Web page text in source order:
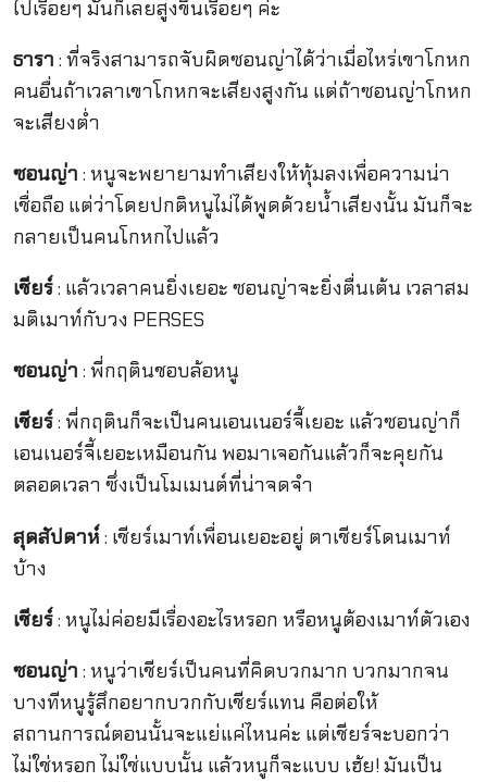
ไปเรื่อยๆ มันก็เลยสูงขึ้นเรื่อยๆ ค่ะ
ธารา : ที่จริงสามารถจับผิดซอนญ่าได้ว่าเมื่อไหร่เขาโกหก
คนอื่นถ้าเวลาเขาโกหกจะเสียงสูงกัน แต่ถ้าซอนญ่าโกหก
จะเสียงต่ำ
ซอนญ่า : หนูจะพยายามทำเสียงให้ทุ้มลงเพื่อความน่า
เชื่อถือ แต่ว่าโดยปกติหนูไม่ได้พูดด้วยน้ำเสียงนั้น มันก็จะ
กลายเป็นคนโกหกไปแล้ว
เชียร์: แล้วเวลาคนยิ่งเยอะ ซอนญ่าจะยิ่งตื่นเต้น เวลาสม
มติเมาท์กับวง PERSES
ซอนญ่า : พี่กฤตินชอบล้อหนู
เชียร์: พี่กฤตินก็จะเป็นคนเอนเนอร์จี้เยอะ แล้วซอนญ่าก็
เอนเนอร์จี้เยอะเหมือนกัน พอมาเจอกันแล้วก็จะคุยกัน
ตลอดเวลา ซึ่งเป็นโมเมนต์ที่น่าจดจำ
สุดสัปดาห์ : เชียร์เมาท์เพื่อนเยอะอยู่ ตาเชียร์โดนเมาท์
บ้าง
เชียร์: หนูไม่ค่อยมีเรื่องอะไรหรอก หรือหนูต้องเมาท์ตัวเอง
ซอนญ่า : หนูว่าเชียร์เป็นคนที่คิดบวกมาก บวกมากจน
บางทีหนูรู้สึกอยากบวกกับเชียร์แทน คือต่อให้
สถานการณ์ตอนนั้นจะแย่แค่ไหนค่ะ แต่เชียร์จะบอกว่า
ไม่ใช่หรอก ไม่ใช่แบบนั้น แล้วหนูก็จะแบบ เฮ้ย! มันเป็น